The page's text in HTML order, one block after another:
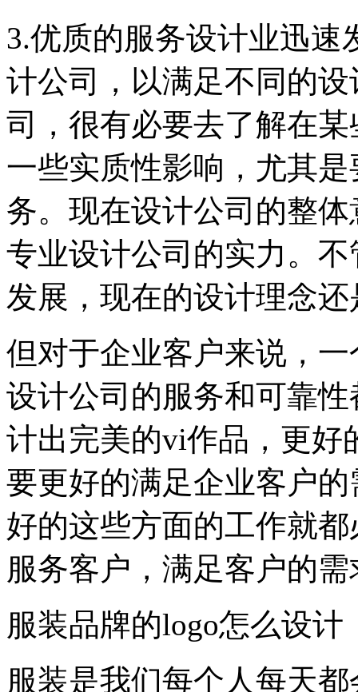
3.优质的服务设计业迅
计公司，以满足不同的
司，很有必要去了解在
一些实质性影响，尤其
务。现在设计公司的整
专业设计公司的实力。
发展，现在的设计理念
但对于企业客户来说，
设计公司的服务和可靠
计出完美的vi作品，更好
要更好的满足企业客户
好的这些方面的工作就
服务客户，满足客户的
服装品牌的logo怎么设计
服装是我们每个人每天